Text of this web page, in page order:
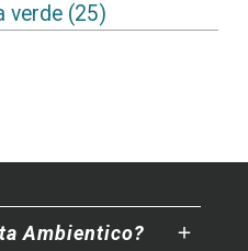
verde(25)
Ambientico?